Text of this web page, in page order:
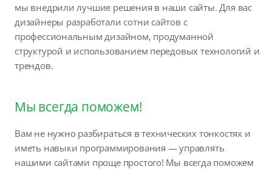
мы внедрили лучшие решения в наши сайты. Для вас
дизайнеры разработали сотни сайтов с
профессиональным дизайном, продуманной
структурой и использованием передовых технологий и
трендов.
Мы всегда поможем!
Вам не нужно разбираться в технических тонкостях и
иметь навыки программирования — управлять
нашими сайтами проще простого! Мы всегда поможем